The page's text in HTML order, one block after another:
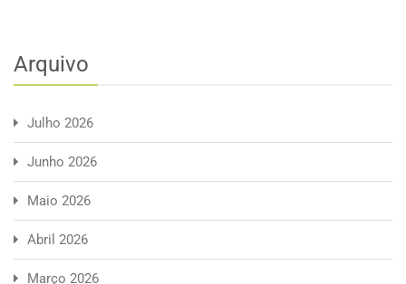
Arquivo
Julho 2026
Junho 2026
Maio 2026
Abril 2026
Março 2026